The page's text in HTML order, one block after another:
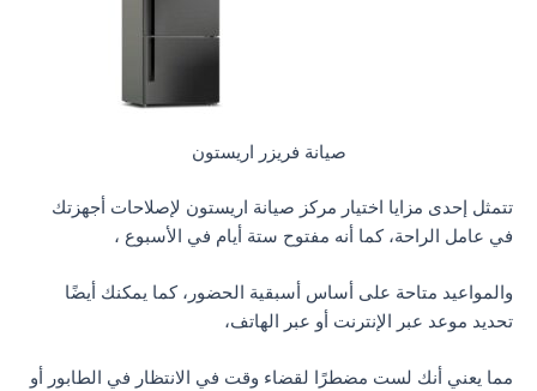
صيانة فريزر اريستون
تتمثل إحدى مزايا اختيار مركز صيانة اريستون لإصلاحات أجهزتك
في عامل الراحة، كما أنه مفتوح ستة أيام في الأسبوع ،
والمواعيد متاحة على أساس أسبقية الحضور، كما يمكنك أيضًا
تحديد موعد عبر الإنترنت أو عبر الهاتف،
مما يعني أنك لست مضطرًا لقضاء وقت في الانتظار في الطابور أو